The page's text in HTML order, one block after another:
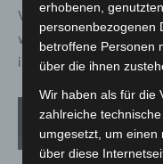
Versorgung der
wesentlichen Auftrag
immer an erster Stelle
erhobenen,
personenbezogenen
betroffene Personen
über die ihnen
Wir haben als für die
zahlreiche
umgesetzt, um einen
über diese